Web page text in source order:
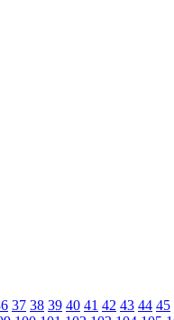
37 38 39 40 41 42 43 44 45